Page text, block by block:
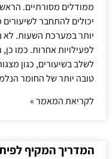
ממודלים מסורתיים.
יכולים להתחבר
יותר במערכת השעות. לא
לפעילויות אחרות. כמו כן,
לשלב בשיעורים, כגון
טובה יותר של החומר
לקריאת המאמר »
המדריך המקיף